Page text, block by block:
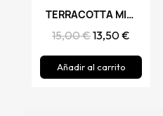
Vista rápida TERRACOTTA MINERAL POWDER, GOLDEN ROSE
15,00 €13,50 €
Añadir al carrito